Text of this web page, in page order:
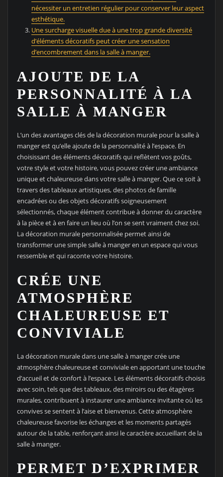
nécessiter un entretien régulier pour conserver leur aspect
esthétique.
Une surcharge visuelle due à une trop grande diversité
d’éléments décoratifs peut créer une sensation
d’encombrement dans la salle à manger.
AJOUTE DE LA
PERSONNALITÉ À LA
SALLE À MANGER
L’un des avantages clés de la décoration murale pour la salle à
manger est qu’elle ajoute de la personnalité à l’espace. En
choisissant des éléments décoratifs qui reflètent vos goûts,
votre style et votre histoire, vous pouvez créer une ambiance
unique et chaleureuse dans votre salle à manger. Que ce soit à
travers des tableaux artistiques, des photos de famille
encadrées ou des objets décoratifs soigneusement
sélectionnés, chaque élément contribue à donner du caractère
à la pièce et à en faire un lieu où l’on se sent vraiment chez soi.
La décoration murale personnalisée permet ainsi de
transformer une simple salle à manger en un espace qui vous
ressemble et qui raconte votre histoire.
CRÉE UNE
ATMOSPHÈRE
CHALEUREUSE ET
CONVIVIALE
La décoration murale dans une salle à manger crée une
atmosphère chaleureuse et conviviale en apportant une touche
d’accueil et de confort à l’espace. Les éléments décoratifs choisis
avec soin, tels que des tableaux, des miroirs ou des étagères
murales, contribuent à instaurer une ambiance invitante où les
convives se sentent à l’aise et bienvenus. Cette atmosphère
chaleureuse favorise les échanges et les moments partagés
autour de la table, renforçant ainsi le caractère accueillant de la
salle à manger.
PERMET D’EXPRIMER